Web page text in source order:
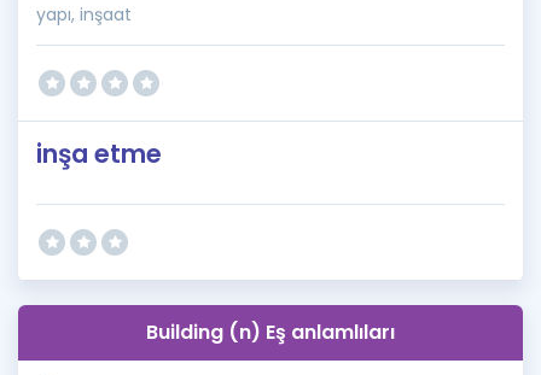
yapı, inşaat
inşa etme
Building (n) Eş anlamlıları